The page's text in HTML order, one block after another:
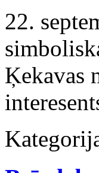
22.
Ķekavas